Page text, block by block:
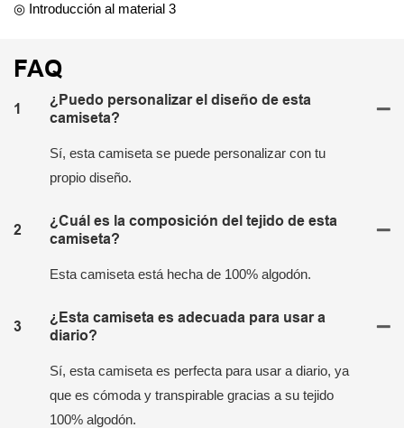
◎ Introducción al material 3
FAQ
1
¿Puedo personalizar el diseño de esta
camiseta?
Sí, esta camiseta se puede personalizar con tu
propio diseño.
2
¿Cuál es la composición del tejido de esta
camiseta?
Esta camiseta está hecha de 100% algodón.
3
¿Esta camiseta es adecuada para usar a
diario?
Sí, esta camiseta es perfecta para usar a diario, ya
que es cómoda y transpirable gracias a su tejido
100% algodón.